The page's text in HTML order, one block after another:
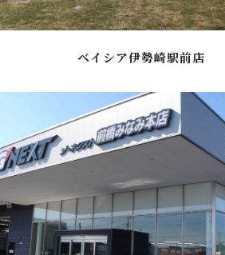
ベイシア伊勢崎駅前店